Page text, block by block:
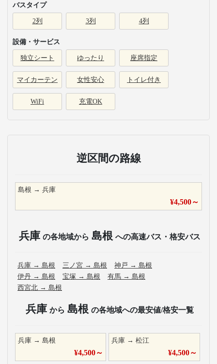
バスタイプ
2列 3列 4列
設備・サービス
独立シート ゆったり 座席指定
マイカーテン 女性安心 トイレ付き
WiFi 充電OK
逆区間の路線
島根 → 兵庫
¥4,500～
兵庫 の各地域から 島根 への高速バス・格安バス
兵庫 → 島根 三ノ宮 → 島根 神戸 → 島根
伊丹 → 島根 宝塚 → 島根 有馬 → 島根
西宮北 → 島根
兵庫 から 島根 の各地域への最安値/格安一覧
兵庫 → 島根
¥4,500～
兵庫 →松江
¥4,500～